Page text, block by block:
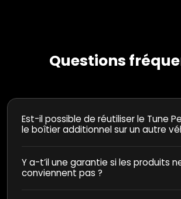
Questions
Est-il possible de réutiliser le Tune
le boîtier additionnel sur un autre
Y a-t’il une garantie si les produits
conviennent pas ?